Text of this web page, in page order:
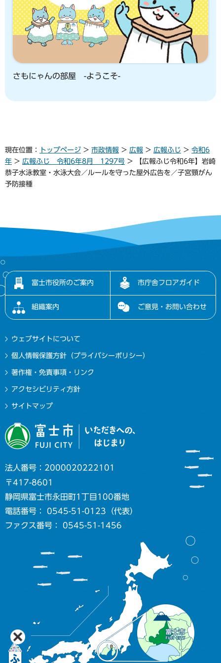
さもにゃんの部屋 -ようこそ-
現在位置： トップページ > 市政情報 > 広報 > 広報ふじ > 令和6
年 > 広報ふじ 令和6年8月 1297号 > 【広報ふじ令和6年】岩崎
恭子水泳教室・水泳大会／ルールを守った屋外広告を／子宮頸がん
予防接種
富士市役所のご案内 市庁舎フロアガイド
組織案内 ご意見・お問い合わせ
ウェブサイトについて
個人情報保護方針（プライバシーポリシー）
著作権・免責事項・リンク
アクセシビリティ方針
サイトマップ
法人番号：2000020222101
〒417-8601
静岡県富士市永田町1丁目100番地
電話番号： 0545-51-0123（代表）
ファクス番号： 0545-51-1456